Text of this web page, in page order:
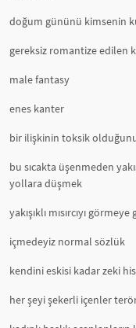
doğum gününü kimsenin
gereksiz romantize edilen
male fantasy
enes kanter
bir ilişkinin toksik
bu sıcakta üşenmeden
yollara düşmek
yakışıklı mısırcıyı
içmedeyiz normal sözlük
kendini eskisi kadar zeki
her şeyi şekerli içenler